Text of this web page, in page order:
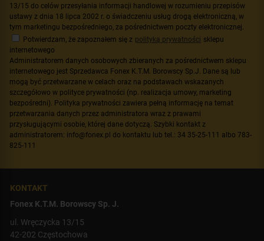
13/15 do celów przesyłania informacji handlowej w rozumieniu przepisów
ustawy z dnia 18 lipca 2002 r. o świadczeniu usług drogą elektroniczną, w
tym marketingu bezpośredniego, za pośrednictwem poczty elektronicznej.
Potwierdzam, że zapoznałem się z polityką prywatności sklepu
internetowego
Administratorem danych osobowych zbieranych za pośrednictwem sklepu
internetowego jest Sprzedawca Fonex K.T.M. Borowscy Sp.J. Dane są lub
mogą być przetwarzane w celach oraz na podstawach wskazanych
szczegółowo w polityce prywatności (np. realizacja umowy, marketing
bezpośredni). Polityka prywatności zawiera pełną informację na temat
przetwarzania danych przez administratora wraz z prawami
przysługującymi osobie, której dane dotyczą. Szybki kontakt z
administratorem: info@fonex.pl do kontaktu lub tel.: 34 35-25-111 albo 783-
825-111
KONTAKT
Fonex K.T.M. Borowscy Sp. J.
ul. Wręczycka 13/15
42-202 Częstochowa